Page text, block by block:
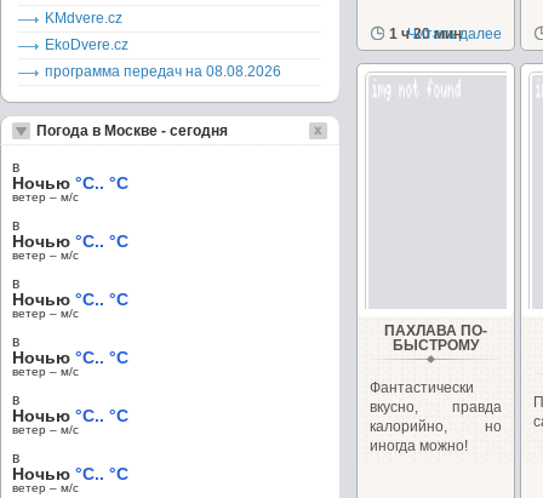
1 ч 20 мин
Читать далее
ПАХЛАВА ПО-
БЫСТРОМУ
Фантастически
вкусно, правда
калорийно, но
иногда можно!
KMdvere.cz
EkoDvere.cz
программа передач на 08.08.2026
Погода в Москве - сегодня
в
Ночью °C.. °C
ветер – м/c
в
Ночью °C.. °C
ветер – м/c
в
Ночью °C.. °C
ветер – м/c
в
Ночью °C.. °C
ветер – м/c
в
Ночью °C.. °C
ветер – м/c
в
Ночью °C.. °C
ветер – м/c